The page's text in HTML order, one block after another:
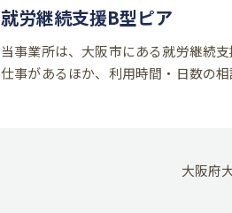
就労継続支援B型ピア
当事業所は、大阪市にある就労継続
仕事があるほか、利用時間・日数の
大阪府